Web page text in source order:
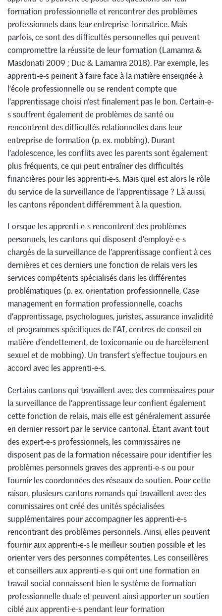
formation professionnelle et rencontrer des problèmes
professionnels dans leur entreprise formatrice. Mais
parfois, ce sont des difficultés personnelles qui peuvent
compromettre la réussite de leur formation (Lamamra &
Masdonati 2009 ; Duc & Lamamra 2018). Par exemple, les
apprenti-e-s peinent à faire face à la matière enseignée à
l’école professionnelle ou se rendent compte que
l’apprentissage choisi n’est finalement pas le bon. Certain-e-
s souffrent également de problèmes de santé ou
rencontrent des difficultés relationnelles dans leur
entreprise de formation (p. ex. mobbing). Durant
l’adolescence, les conflits avec les parents sont également
plus fréquents, ce qui peut entraîner des difficultés
financières pour les apprenti-e-s. Mais quel est alors le rôle
du service de la surveillance de l’apprentissage ? Là aussi,
les cantons répondent différemment à la question.
Lorsque les apprenti-e-s rencontrent des problèmes
personnels, les cantons qui disposent d’employé-e-s
chargés de la surveillance de l’apprentissage confient à ces
dernières et ces derniers une fonction de relais vers les
services compétents spécialisés dans les différentes
problématiques (p. ex. orientation professionnelle, Case
management en formation professionnelle, coachs
d’apprentissage, psychologues, juristes, assurance invalidité
et programmes spécifiques de l’AI, centres de conseil en
matière d’endettement, de toxicomanie ou de harcèlement
sexuel et de mobbing). Un transfert s’effectue toujours en
accord avec les apprenti-e-s.
Certains cantons qui travaillent avec des commissaires pour
la surveillance de l’apprentissage leur confient également
cette fonction de relais, mais elle est généralement assurée
en dernier ressort par le service cantonal. Étant avant tout
des expert-e-s professionnels, les commissaires ne
disposent pas de la formation nécessaire pour identifier les
problèmes personnels graves des apprenti-e-s ou pour
fournir les coordonnées des réseaux de soutien. Pour cette
raison, plusieurs cantons romands qui travaillent avec des
commissaires ont créé des unités spécialisées
supplémentaires pour accompagner les apprenti-e-s
rencontrant des problèmes personnels. Ainsi, elles peuvent
fournir aux apprenti-e-s le meilleur soutien possible et les
orienter vers des personnes compétentes. Les conseillères
et conseillers aux apprenti-e-s qui ont une formation en
travail social connaissent bien le système de formation
professionnelle duale et peuvent ainsi apporter un soutien
ciblé aux apprenti-e-s pendant leur formation